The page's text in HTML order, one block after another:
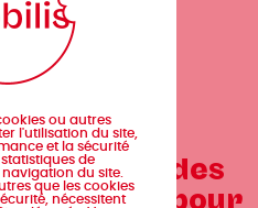
Barreau des
pour
ou autres
l'utilisation du site,
et la sécurité
de
du site.
que les cookies
nécessitent